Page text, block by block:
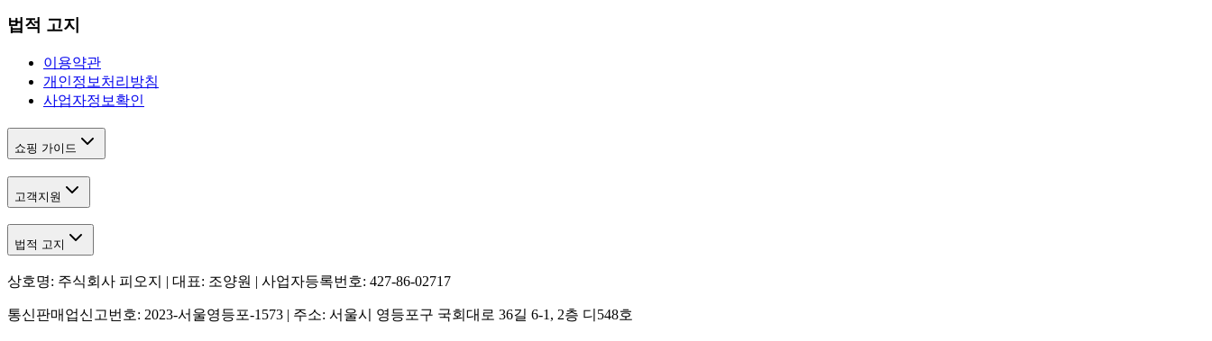
법적 고지
이용약관
개인정보처리방침
사업자정보확인
쇼핑 가이드
고객지원
법적 고지
상호명: 주식회사 피오지 | 대표: 조양원 | 사업자등록번호: 427-86-02717
통신판매업신고번호: 2023-서울영등포-1573 | 주소: 서울시 영등포구 국회대로 36길 6-1, 2층 디548호